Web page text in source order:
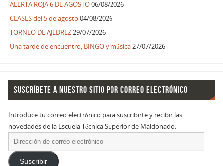
ALERTA ROJA 6 DE AGOSTO06/08/2026
CLASES del 5 de agosto 04/08/2026
TORNEO DE AJEDREZ29/07/2026
Una tarde de encuentro, BINGO y música27/07/2026
SUSCRÍBETE A NUESTRO SITIO POR CORREO ELECTRÓNICO
Introduce tu correo electrónico para suscribirte y recibir las
novedades de la Escuela Técnica Superior de Maldonado.
Suscribir